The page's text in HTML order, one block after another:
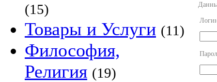
(15)
Товары и Услуги (11)
Философия,
Религия (19)